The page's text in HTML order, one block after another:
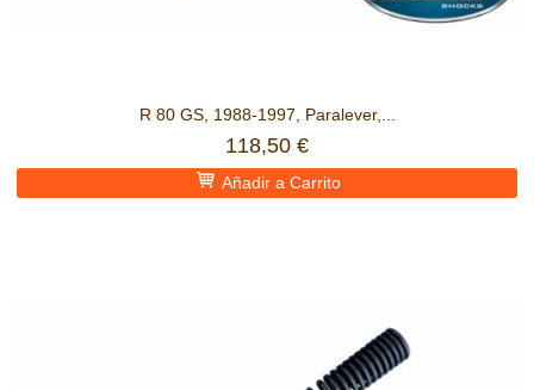
R 80 GS, 1988-1997, Paralever,...
118,50 €
Añadir a Carrito